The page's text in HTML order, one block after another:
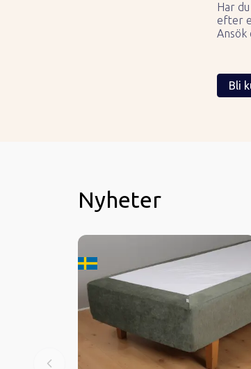
Har
efter
Bli
Nyheter
Tillverkard i Sverige